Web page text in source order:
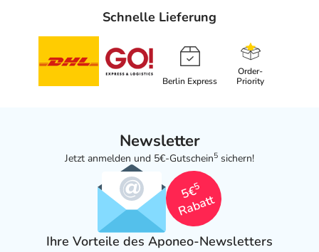
Schnelle Lieferung
Berlin Express
Order-
Priority
Newsletter
Jetzt anmelden und 5€-Gutschein5 sichern!
5€
5
Rabatt
Ihre Vorteile des Aponeo-Newsletters